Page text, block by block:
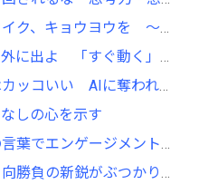
しの心を示す